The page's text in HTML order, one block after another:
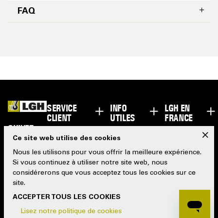
FAQ
SUIVEZ-
NOUS
SERVICE
CLIENT
INFO
UTILES
LGH EN
FRANCE
Ce site web utilise des cookies
Nous les utilisons pour vous offrir la meilleure expérience.
Si vous continuez à utiliser notre site web, nous
considérerons que vous acceptez tous les cookies sur ce
site.
ACCEPTER TOUS LES COOKIES
Lisez notre politique de cookies
x